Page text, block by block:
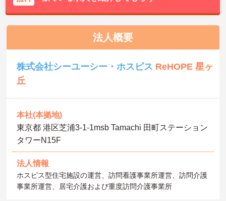
法人概要
株式会社シーユーシー・ホスピス ReHOPE 星ヶ
丘
本社(本拠地)
東京都 港区芝浦3-1-1msb Tamachi 田町ステーション
タワーN15F
法人情報
ホスピス型住宅施設の運営、訪問看護事業所運営、訪問介護
事業所運営、居宅介護および重度訪問介護事業所